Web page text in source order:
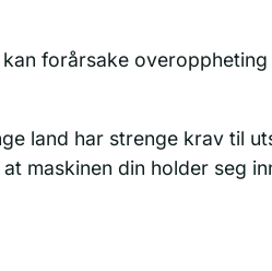
forårsake
land har strenge krav til
maskinen din holder seg